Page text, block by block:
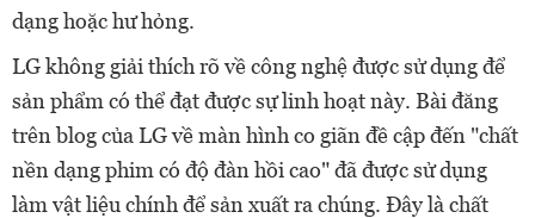
dạng hoặc hư hỏng.
LG không giải thích rõ về công nghệ được sử dụng để
sản phẩm có thể đạt được sự linh hoạt này. Bài đăng
trên blog của LG về màn hình co giãn đề cập đến "chất
nền dạng phim có độ đàn hồi cao" đã được sử dụng
làm vật liệu chính để sản xuất ra chúng. Đây là chất